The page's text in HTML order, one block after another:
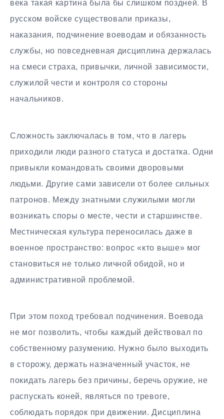
века такая картина была бы слишком поздней. В
русском войске существовали приказы,
наказания, подчинение воеводам и обязанность
службы, но повседневная дисциплина держалась
на смеси страха, привычки, личной зависимости,
служилой чести и контроля со стороны
начальников.
Сложность заключалась в том, что в лагерь
приходили люди разного статуса и достатка. Одни
привыкли командовать своими дворовыми
людьми. Другие сами зависели от более сильных
патронов. Между знатными служилыми могли
возникать споры о месте, чести и старшинстве.
Местническая культура переносилась даже в
военное пространство: вопрос «кто выше» мог
становиться не только личной обидой, но и
административной проблемой.
При этом поход требовал подчинения. Воевода
не мог позволить, чтобы каждый действовал по
собственному разумению. Нужно было выходить
в сторожу, держать назначенный участок, не
покидать лагерь без причины, беречь оружие, не
распускать коней, являться по тревоге,
соблюдать порядок при движении. Дисциплина